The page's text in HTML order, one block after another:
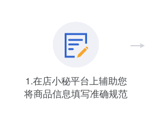
1.在店小秘平台上辅助您
将商品信息填写准确规范